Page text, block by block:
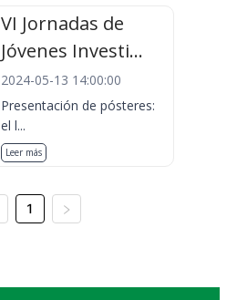
VI Jornadas de
Jóvenes Investi...
2024-05-13 14:00:00
Presentación de pósteres:
el l...
Leer más
1